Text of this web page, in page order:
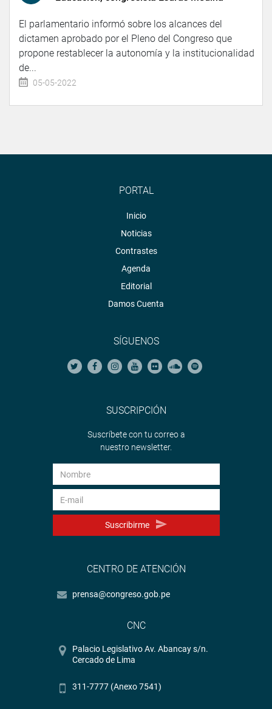
El parlamentario informó sobre los alcances del
dictamen aprobado por el Pleno del Congreso que
propone restablecer la autonomía y la institucionalidad
de...
05-05-2022
PORTAL
Inicio
Noticias
Contrastes
Agenda
Editorial
Damos Cuenta
SÍGUENOS
SUSCRIPCIÓN
Suscríbete con tu correo a
nuestro newsletter.
Suscribirme
CENTRO DE ATENCIÓN
prensa@congreso.gob.pe
CNC
Palacio Legislativo Av. Abancay s/n.
Cercado de Lima
311-7777 (Anexo 7541)